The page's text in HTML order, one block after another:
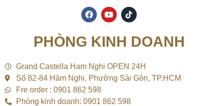
F
a
o
k
Y
o
u
b
T
i
k
PHÒNG KINH DOANH
Grand Castella Ham Nghi OPEN 24H
Số 82-84 Hàm Nghi, Phường Sài Gòn, TP.HCM
Fre order : 0901 862 598
Phòng kinh doanh: 0901 862 598